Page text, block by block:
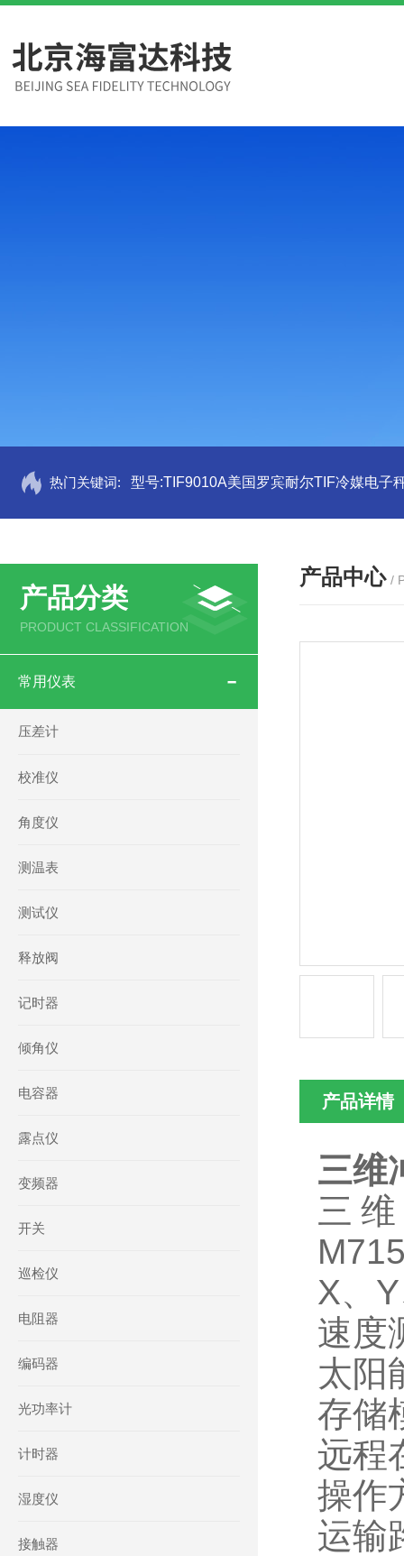
热门关键词: 型号:TIF9010A美国罗宾耐尔TIF冷媒电子
产品分类
PRODUCT CLASSIFICATION
常用仪表
压差计
校准仪
角度仪
测温表
测试仪
释放阀
记时器
倾角仪
电容器
露点仪
变频器
开关
巡检仪
电阻器
编码器
光功率计
计时器
湿度仪
接触器
产品中心 /
产品详情
三维
三
X、
速度
太阳
存储
远程
操作
运输